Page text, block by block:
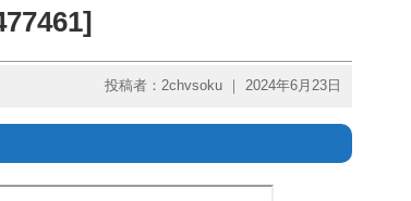
投稿者：2chvsoku ｜ 2024年6月23日